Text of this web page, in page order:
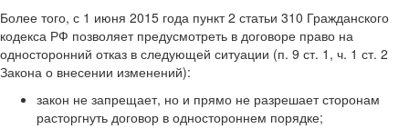
Более того, с 1 июня 2015 года пункт 2 статьи 310 Гражданского
кодекса РФ позволяет предусмотреть в договоре право на
односторонний отказ в следующей ситуации (п. 9 ст. 1, ч. 1 ст. 2
Закона о внесении изменений):
закон не запрещает, но и прямо не разрешает сторонам
расторгнуть договор в одностороннем порядке;